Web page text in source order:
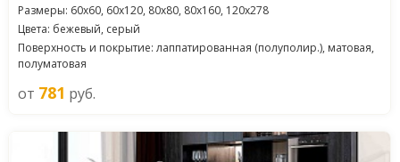
Размеры: 60x60, 60x120, 80x80, 80x160, 120x278
Цвета: бежевый, серый
Поверхность и покрытие: лаппатированная (полуполир.), матовая,
полуматовая
от 781 руб.